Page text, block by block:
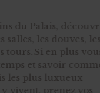
découvrez
douves, les
en plus vous
savoir comment
luxueux
prenez vos